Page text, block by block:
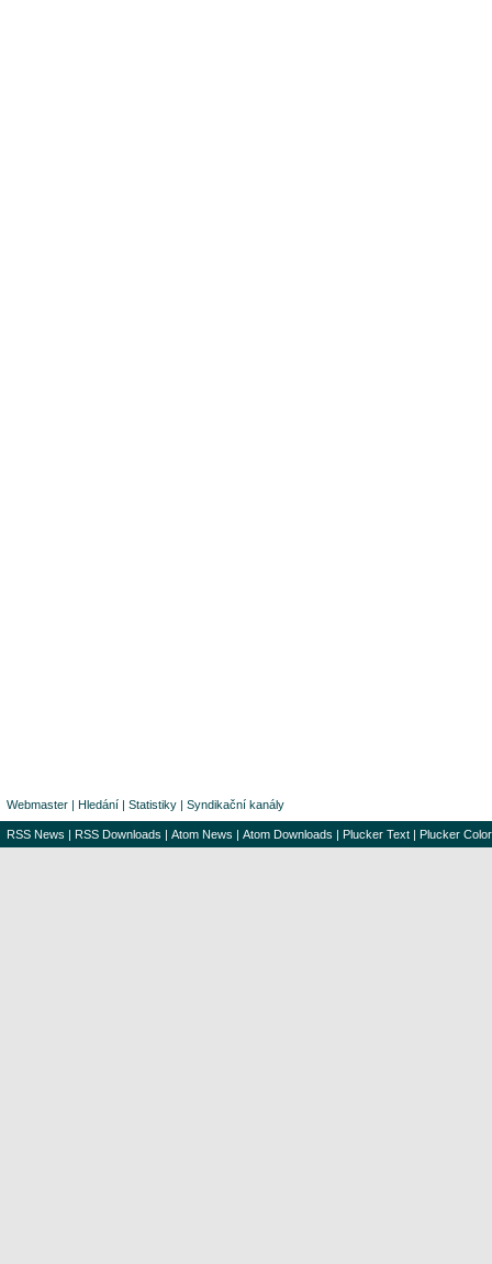
Webmaster | Hledání | Statistiky | Syndikační kanály
RSS News | RSS Downloads | Atom News | Atom Downloads | Plucker Text | Plucker Color